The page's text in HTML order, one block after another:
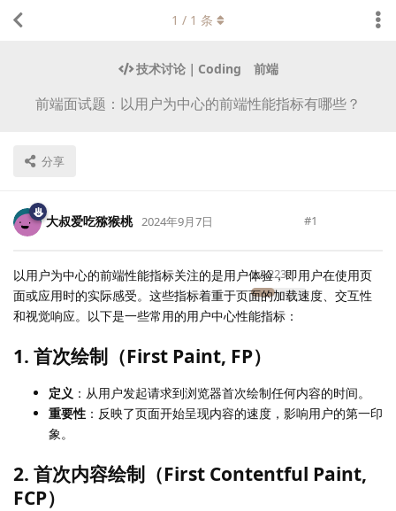
技术讨论｜Coding 前端
前端面试题：以用户为中心的前端性能指标有哪些？
分享
1 / 1 条
大叔爱吃猕猴桃
Lv.223
2024年9月7日 #1
以用户为中心的前端性能指标关注的是用户体验，即用户在使用页
面或应用时的实际感受。这些指标着重于页面的加载速度、交互性
和视觉响应。以下是一些常用的用户中心性能指标：
1. 首次绘制（First Paint, FP）
定义 ：从用户发起请求到浏览器首次绘制任何内容的时间。
重要性 ：反映了页面开始呈现内容的速度，影响用户的第一印
象。
2. 首次内容绘制（First Contentful Paint,
FCP）